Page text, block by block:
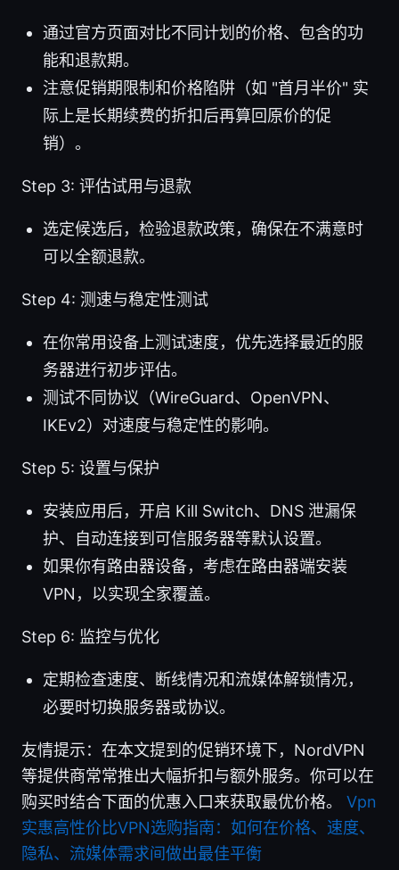
通过官方页面对比不同计划的价格、包含的功
能和退款期。
注意促销期限制和价格陷阱（如 "首月半价" 实
际上是长期续费的折扣后再算回原价的促
销）。
Step 3: 评估试用与退款
选定候选后，检验退款政策，确保在不满意时
可以全额退款。
Step 4: 测速与稳定性测试
在你常用设备上测试速度，优先选择最近的服
务器进行初步评估。
测试不同协议（WireGuard、OpenVPN、
IKEv2）对速度与稳定性的影响。
Step 5: 设置与保护
安装应用后，开启 Kill Switch、DNS 泄漏保
护、自动连接到可信服务器等默认设置。
如果你有路由器设备，考虑在路由器端安装
VPN，以实现全家覆盖。
Step 6: 监控与优化
定期检查速度、断线情况和流媒体解锁情况，
必要时切换服务器或协议。
友情提示：在本文提到的促销环境下，NordVPN
等提供商常常推出大幅折扣与额外服务。你可以在
购买时结合下面的优惠入口来获取最优价格。 Vpn
实惠高性价比VPN选购指南：如何在价格、速度、
隐私、流媒体需求间做出最佳平衡